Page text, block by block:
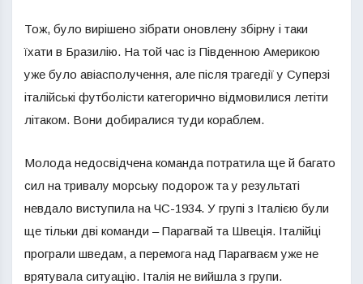
Тож, було вирішено зібрати оновлену збірну і таки
їхати в Бразилію. На той час із Південною Америкою
уже було авіасполучення, але після трагедії у Суперзі
італійські футболісти категорично відмовилися летіти
літаком. Вони добиралися туди кораблем.
Молода недосвідчена команда потратила ще й багато
сил на тривалу морську подорож та у результаті
невдало виступила на ЧС-1934. У групі з Італією були
ще тільки дві команди – Парагвай та Швеція. Італійці
програли шведам, а перемога над Парагваєм уже не
врятувала ситуацію. Італія не вийшла з групи.